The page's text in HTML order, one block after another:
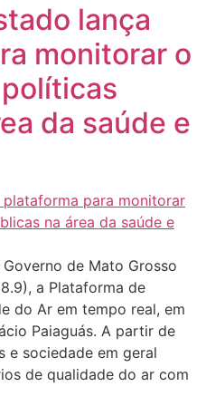
lança
monitorar o
da saúde e
de Mato Grosso
a Plataforma de
do Ar em tempo real, em
Paiaguás. A partir de
e sociedade em geral
de qualidade do ar com